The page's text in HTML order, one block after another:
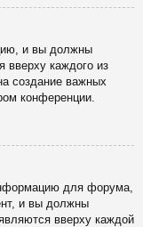
и вы должны
вверху каждого из
создание важных
конференции.
для форума,
и вы должны
вверху каждой